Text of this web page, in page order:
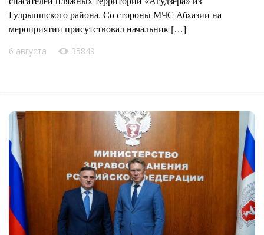
Гулрыпшского района. Со стороны МЧС Абхазии на
мероприятии присутствовал начальник […]
6 августа 35849